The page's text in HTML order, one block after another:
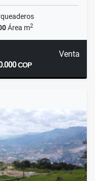
Área m2
Venta
COP